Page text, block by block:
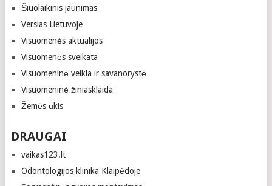
Šiuolaikinis jaunimas
Verslas Lietuvoje
Visuomenės aktualijos
Visuomenės sveikata
Visuomeninė veikla ir savanorystė
Visuomeninė žiniasklaida
Žemės ūkis
DRAUGAI
vaikas123.lt
Odontologijos klinika Klaipėdoje